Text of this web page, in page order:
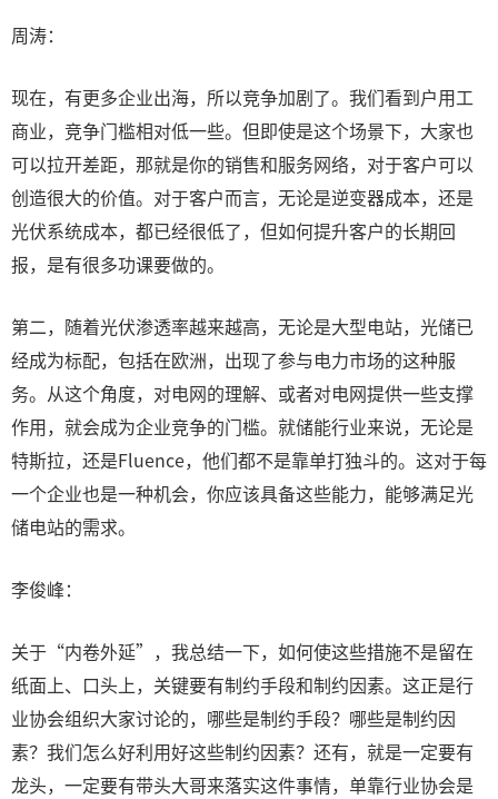
周涛：
现在，有更多企业出海，所以竞争加剧了。我们看到户用工
商业，竞争门槛相对低一些。但即使是这个场景下，大家也
可以拉开差距，那就是你的销售和服务网络，对于客户可以
创造很大的价值。对于客户而言，无论是逆变器成本，还是
光伏系统成本，都已经很低了，但如何提升客户的长期回
报，是有很多功课要做的。
第二，随着光伏渗透率越来越高，无论是大型电站，光储已
经成为标配，包括在欧洲，出现了参与电力市场的这种服
务。从这个角度，对电网的理解、或者对电网提供一些支撑
作用，就会成为企业竞争的门槛。就储能行业来说，无论是
特斯拉，还是Fluence，他们都不是靠单打独斗的。这对于每
一个企业也是一种机会，你应该具备这些能力，能够满足光
储电站的需求。
李俊峰：
关于“内卷外延”，我总结一下，如何使这些措施不是留在
纸面上、口头上，关键要有制约手段和制约因素。这正是行
业协会组织大家讨论的，哪些是制约手段？哪些是制约因
素？我们怎么好利用好这些制约因素？还有，就是一定要有
龙头，一定要有带头大哥来落实这件事情，单靠行业协会是